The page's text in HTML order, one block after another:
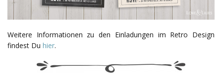
Weitere Informationen zu den Einladungen im Retro Design
findest Du hier.